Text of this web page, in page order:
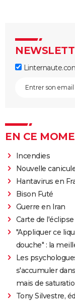
EN CE
Incendies
Nouvelle
Hantavirus en
Bison Futé
Guerre en Iran
Carte de
"Appliquer ce
douche" : la
Les
s'accumuler
mais de
Tony Silvestre,